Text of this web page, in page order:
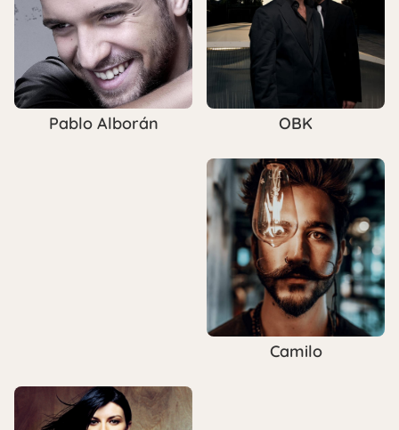
Pablo Alborán OBK
Camilo